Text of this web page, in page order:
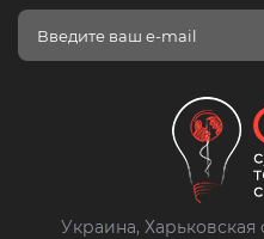
Украина, Харьковская